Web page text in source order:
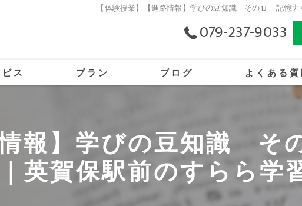
【体験授業】【進路情報】学びの豆知識 その13 記憶
079-237-9033
の評判
のお客様の声
ス プラン ブログ よくある質
報】学びの豆知識
賀保駅前のすらら学